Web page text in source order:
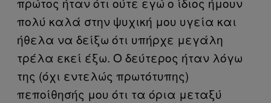
πολύ καλά στην ψυχική μου υγεία και
ήθελα να δείξω ότι υπήρχε μεγάλη
τρέλα εκεί έξω. Ο δεύτερος ήταν λόγω
της (όχι εντελώς πρωτότυπης)
πεποίθησής μου ότι τα όρια μεταξύ